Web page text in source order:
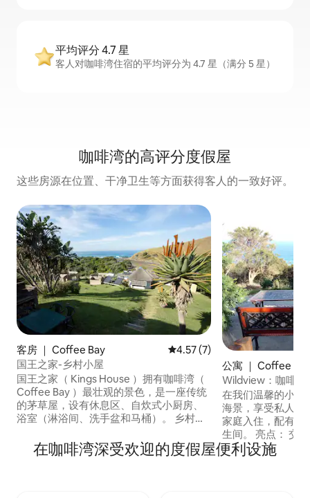
平均评分 4.7 星
客人对咖啡湾住宿的平均评分为 4.7 星（满分 5 星）
咖啡湾的高评分度假屋
这些房源在位置、干净卫生等方面获得客人的一致好评。
客房 ｜ Coffee Bay 平均评分 4.57 分（满分 5 分）
4.57 (7)
国王之家-乡村小屋
国王之家（ Kings House ）拥有咖啡湾（
Coffee Bay ）最壮观的景色，是一座传统
的茅草屋，设有休息区、自炊式小厨房、
浴室（淋浴间、洗手盆和马桶）。 乡村小
床、床头灯和插头。 两间客房上方是一个
低矮的开放式夹层，还有一张双人床和两
公寓 ｜ Coffee
Wildview：咖啡湾
在我们温馨的小屋
海景，享受私人露
家庭入住，配有设
生间。 亮点： 交通线路：完全铺设柏油的
道路；无需四驱车。 活动：世界一流
浪、钓鱼和骑马。
在咖啡湾深受欢迎的度假屋便利设施